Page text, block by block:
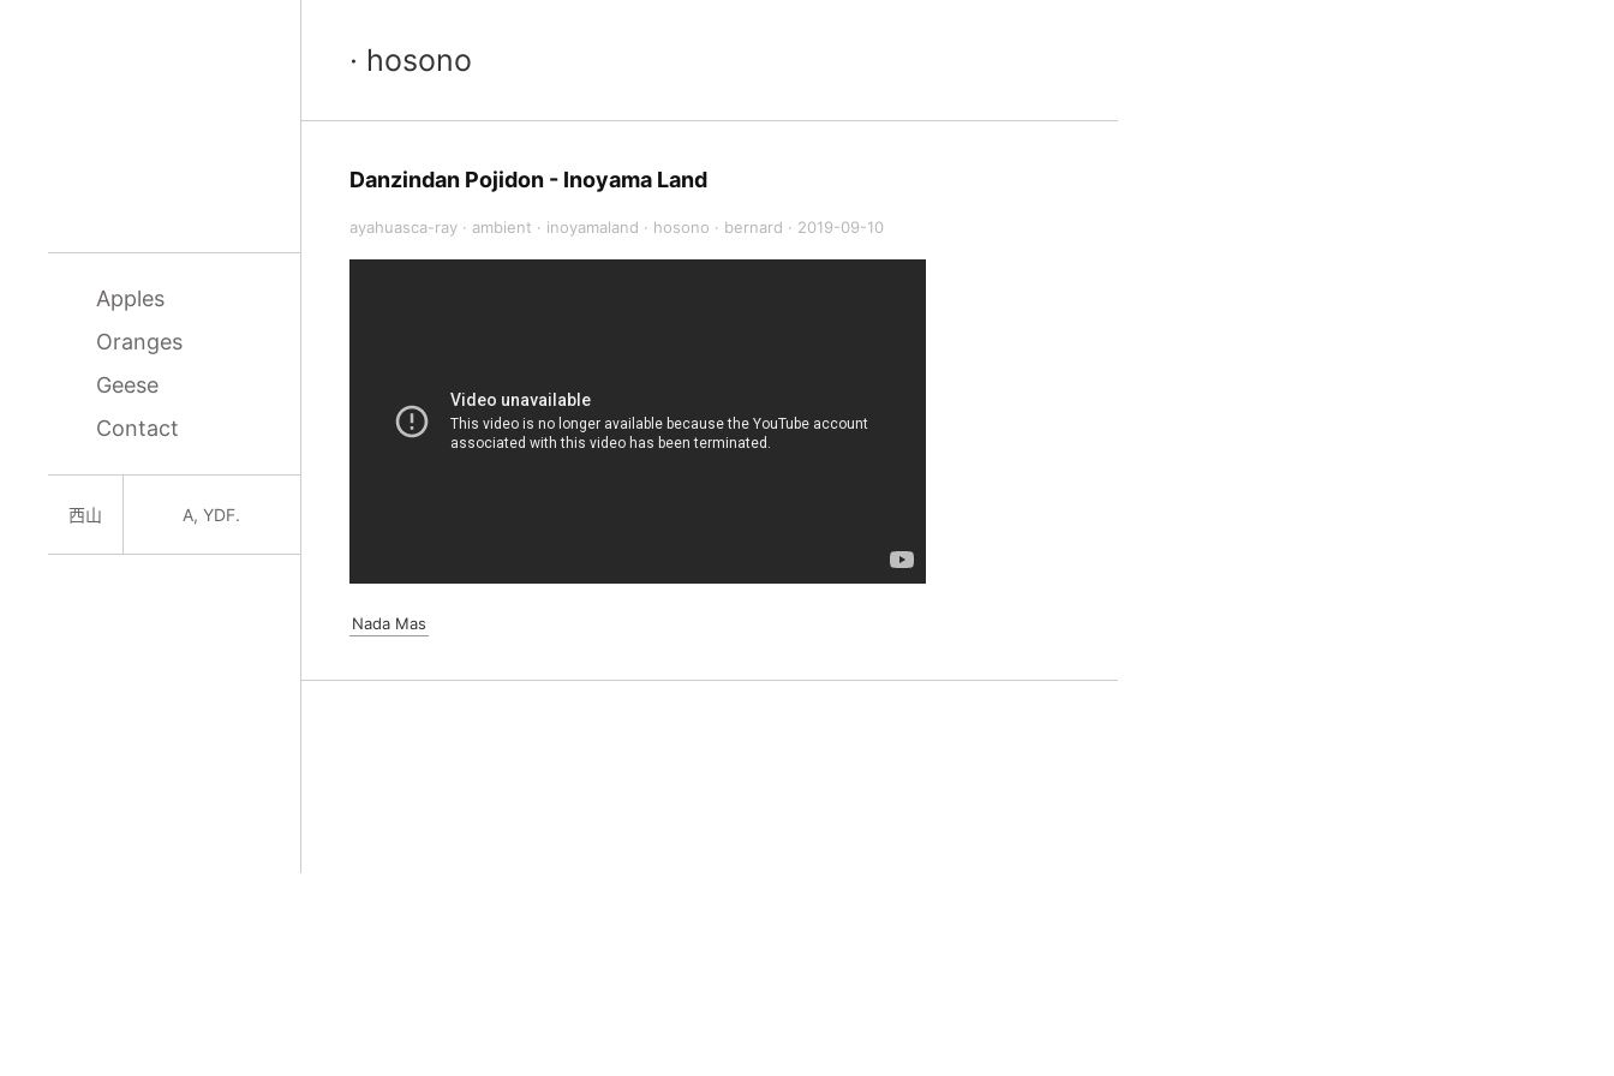
Apples
Oranges
Geese
Contact
西山 A, YDF.
· hosono
Danzindan Pojidon - Inoyama Land
ayahuasca-ray · ambient · inoyamaland · hosono · bernard · 2019-09-10
Nada Mas